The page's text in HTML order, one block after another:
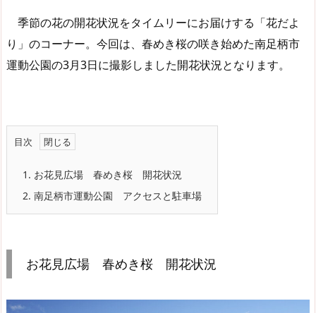
季節の花の開花状況をタイムリーにお届けする「花だよ
り」のコーナー。今回は、春めき桜の咲き始めた南足柄市
運動公園の3月3日に撮影しました開花状況となります。
目次
1. お花見広場 春めき桜 開花状況
2. 南足柄市運動公園 アクセスと駐車場
お花見広場 春めき桜 開花状況